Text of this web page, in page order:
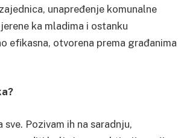
unapređenje komunalne
ka mladima i ostanku
efikasna, otvorena prema građanima
Pozivam ih na saradnju,